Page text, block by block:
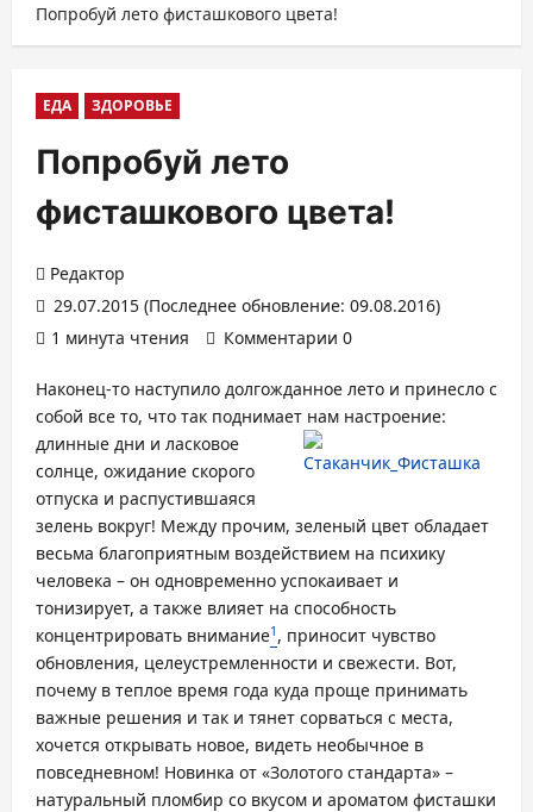
Попробуй лето фисташкового цвета!
ЕДА ЗДОРОВЬЕ
Попробуй лето
фисташкового цвета!
Редактор
29.07.2015 (Последнее обновление: 09.08.2016)
1 минута чтения
Комментарии 0
Наконец-то наступило долгожданное лето и принесло с
собой все то, что так поднимает нам настроение:
длинные дни и ласковое
солнце, ожидание скорого
отпуска и распустившаяся
зелень вокруг! Между прочим, зеленый цвет обладает
весьма благоприятным воздействием на психику
человека – он одновременно успокаивает и
тонизирует, а также влияет на способность
концентрировать внимание1 , приносит чувство
обновления, целеустремленности и свежести. Вот,
почему в теплое время года куда проще принимать
важные решения и так и тянет сорваться с места,
хочется открывать новое, видеть необычное в
повседневном! Новинка от «Золотого стандарта» –
натуральный пломбир со вкусом и ароматом фисташки